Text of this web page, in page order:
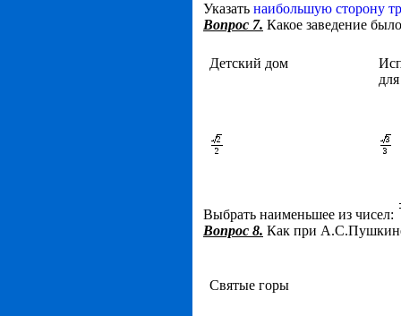
Указать наибольшую сторону
Вопрос 7. Какое заведение
Детский дом
Выбрать наименьшее из чисел:
Вопрос 8. Как при
Святые горы